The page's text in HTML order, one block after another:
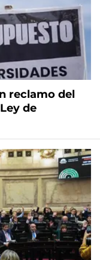
reclamo del
de